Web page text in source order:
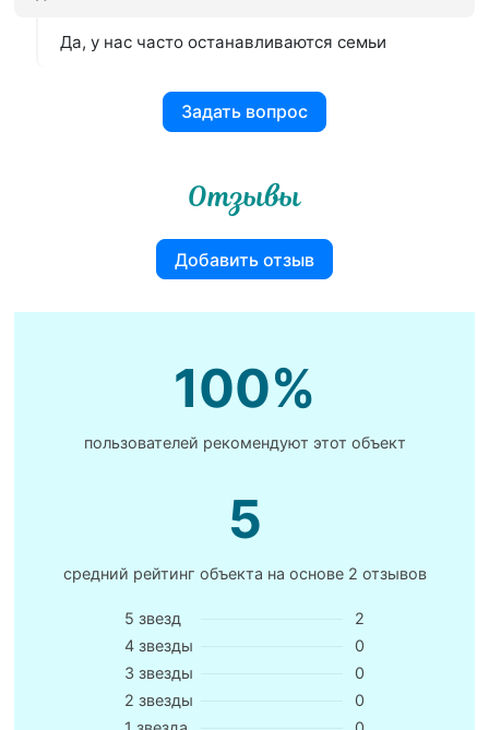
Да, у нас часто останавливаются семьи
Задать вопрос
Отзывы
Добавить отзыв
100%
пользователей рекомендуют этот объект
5
средний рейтинг объекта на основе 2 отзывов
5 звезд
2
4 звезды
0
3 звезды
0
2 звезды
0